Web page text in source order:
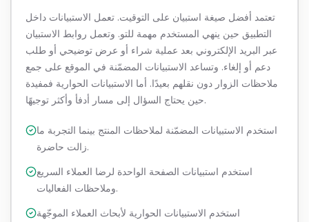
تعتمد أفضل صيغة استبيان على التوقيت. تعمل الاستبيانات داخل
التطبيق حين ينهي المستخدم مهمة للتو. وتعمل روابط الاستبيان
عبر البريد الإلكتروني بعد عملية شراء أو عرض توضيحي أو طلب
دعم أو إلغاء. وتساعد الاستبيانات المضمّنة في الموقع على جمع
ملاحظات الزوار دون نقلهم بعيدًا. أما الاستبيانات الحوارية فمفيدة
حين يحتاج السؤال إلى مسار أدفأ وأكثر توجيهًا.
استخدم الاستبيانات المضمّنة لملاحظات المنتج بينما التجربة ما
زالت حاضرة.
استخدم استبيانات الصفحة الواحدة لرضا العملاء السريع
وملاحظات الفعاليات.
استخدم الاستبيانات الحوارية لأبحاث العملاء الموجّهة